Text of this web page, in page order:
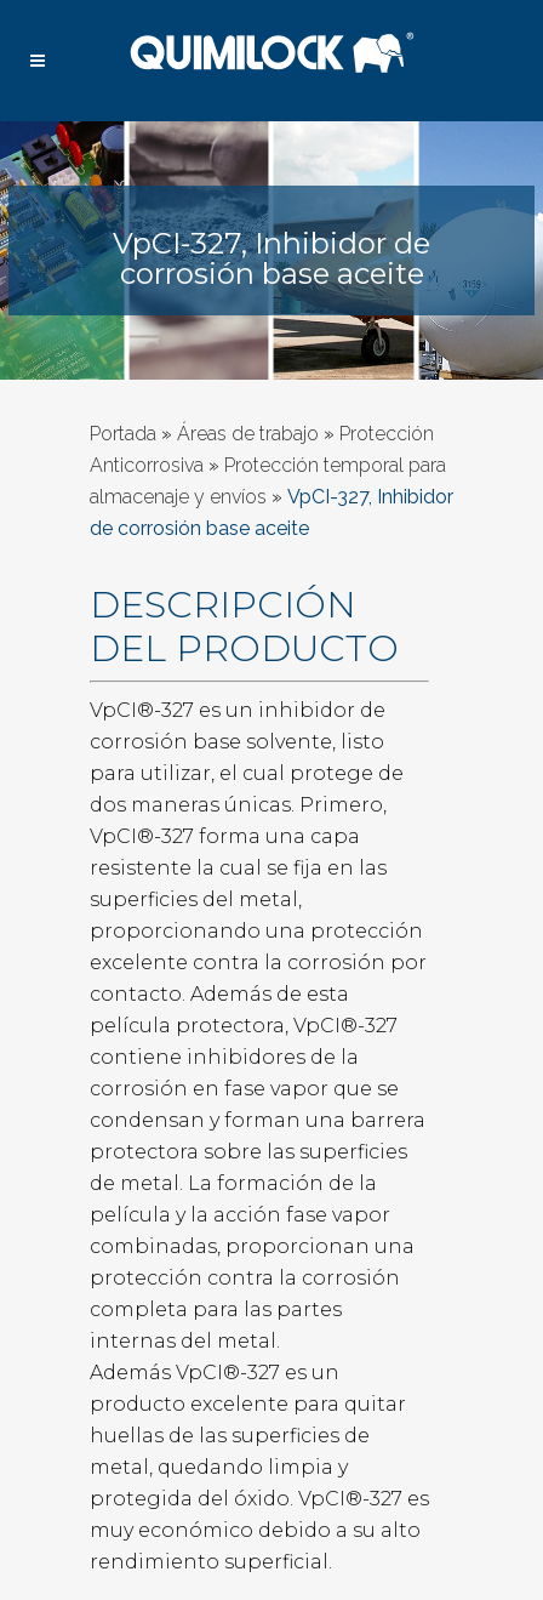
VpCI-327, Inhibidor de
corrosión base aceite
Portada » Áreas de trabajo » Protección
Anticorrosiva » Protección temporal para
almacenaje y envíos » VpCI-327, Inhibidor
de corrosión base aceite
DESCRIPCIÓN
DEL PRODUCTO
VpCI®-327 es un inhibidor de
corrosión base solvente, listo
para utilizar, el cual protege de
dos maneras únicas. Primero,
VpCI®-327 forma una capa
resistente la cual se fija en las
superficies del metal,
proporcionando una protección
excelente contra la corrosión por
contacto. Además de esta
película protectora, VpCI®-327
contiene inhibidores de la
corrosión en fase vapor que se
condensan y forman una barrera
protectora sobre las superficies
de metal. La formación de la
película y la acción fase vapor
combinadas, proporcionan una
protección contra la corrosión
completa para las partes
internas del metal.
Además VpCI®-327 es un
producto excelente para quitar
huellas de las superficies de
metal, quedando limpia y
protegida del óxido. VpCI®-327 es
muy económico debido a su alto
rendimiento superficial.